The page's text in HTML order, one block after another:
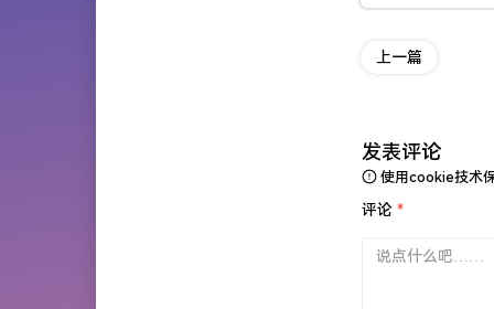
上一篇
发表评论
使用cookie技术
评论 *